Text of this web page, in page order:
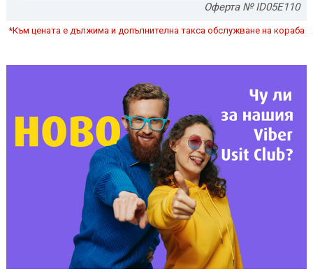
Оферта № ID05E110
*Към цената е дължима и допълнителна такса обслужване на кораба